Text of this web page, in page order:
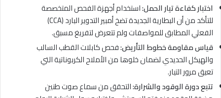
اختبار كفاءة تيار الحمل:استخدام أجهزة الفحص المتخصصة
للتأكد من أن البطارية الجديدة تضخ أمبير التدوير البارد (CCA)
الفعلي المطابق للمواصفات ولم تتعرض لتفريغ مسبق.
قياس مقاومة خطوط التأريض:فحص كابلات القطب السالب
والهيكل الحديدي لضمان خلوها من الأملاح الكربوناتية التي
تعيق مرور التيار.
تتبع دورة الوقود والشرارة:التحقق من سماع صوت طنين